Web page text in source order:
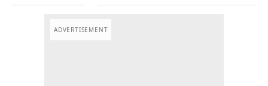
ADVERTISEMENT